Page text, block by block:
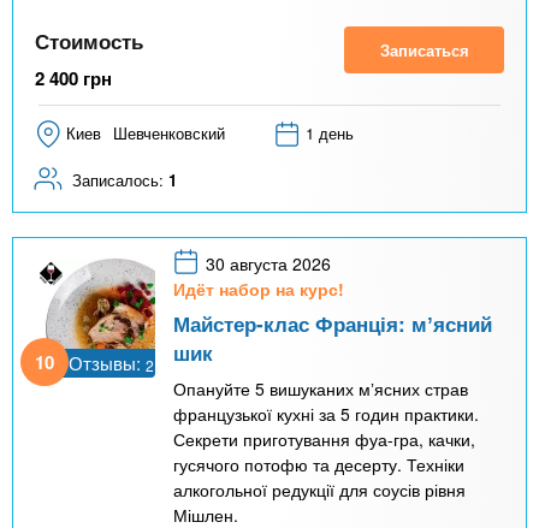
Стоимость
2 400 грн
Записаться
Киев Шевченковский 1 день
Записалось: 1
10 Отзывы: 2
30 августа 2026
Идёт набор на курс!
Майстер-клас Франція: мʼясний
шик
Опануйте 5 вишуканих мʼясних страв
французької кухні за 5 годин практики.
Секрети приготування фуа-гра, качки,
гусячого потофю та десерту. Техніки
алкогольної редукції для соусів рівня
Мішлен.